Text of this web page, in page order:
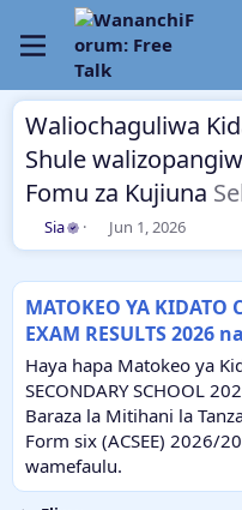
Waliochaguliwa
Shule
Fomu za Kujiuna
T
h
a
d
t
a
r
t
e
Sia
S
t
t
d
t
e
Jun 1, 2026
MATOKEO YA KIDATO
EXAM RESULTS 2026
Haya hapa Matokeo ya
SECONDARY SCHOOL
Baraza la Mitihani la
Form six (ACSEE) 2026/
wamefaulu.